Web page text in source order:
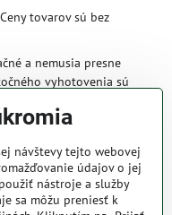
tovarov sú bez
a nemusia presne
vyhotovenia sú
spracovanie
návštevy tejto webovej
údajov o jej
nástroje a služby
sa môžu preniesť k